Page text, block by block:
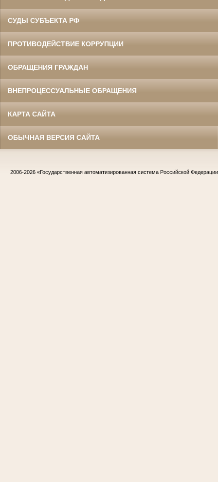
СУДЫ СУБЪЕКТА РФ
ПРОТИВОДЕЙСТВИЕ КОРРУПЦИИ
ОБРАЩЕНИЯ ГРАЖДАН
ВНЕПРОЦЕССУАЛЬНЫЕ ОБРАЩЕНИЯ
КАРТА САЙТА
ОБЫЧНАЯ ВЕРСИЯ САЙТА
2006-2026 «Государственная автоматизированная система Российской